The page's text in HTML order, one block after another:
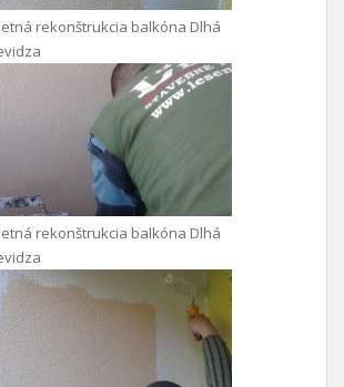
rekonštrukcia balkóna Dlhá
rekonštrukcia balkóna Dlhá